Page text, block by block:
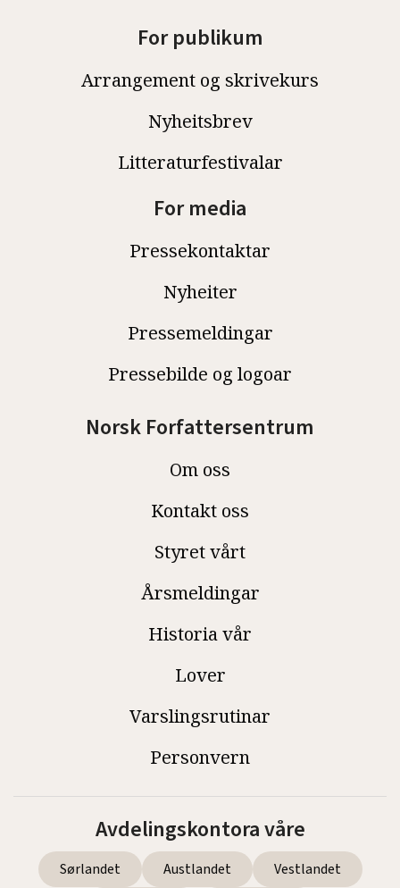
For publikum
Arrangement og skrivekurs
Nyheitsbrev
Litteraturfestivalar
For media
Pressekontaktar
Nyheiter
Pressemeldingar
Pressebilde og logoar
Norsk Forfattersentrum
Om oss
Kontakt oss
Styret vårt
Årsmeldingar
Historia vår
Lover
Varslingsrutinar
Personvern
Avdelingskontora våre
Sørlandet Austlandet Vestlandet